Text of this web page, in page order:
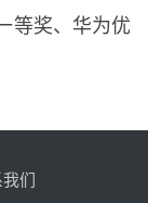
等奖、华为优
们